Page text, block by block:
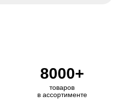
8000+
товаров
в ассортименте